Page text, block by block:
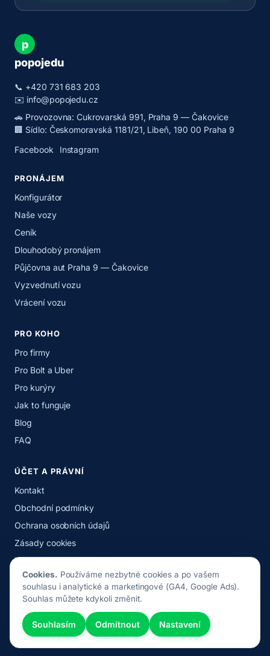
p
popojedu
📞 +420 731 683 203
✉️ info@popojedu.cz
🚗 Provozovna: Cukrovarská 991, Praha 9 — Čakovice
🏢 Sídlo: Českomoravská 1181/21, Libeň, 190 00 Praha 9
Facebook
Instagram
PRONÁJEM
Konfigurátor
Naše vozy
Ceník
Dlouhodobý pronájem
Půjčovna aut Praha 9 — Čakovice
Vyzvednutí vozu
Vrácení vozu
PRO KOHO
Pro firmy
Pro Bolt a Uber
Pro kurýry
Jak to funguje
Blog
FAQ
ÚČET A PRÁVNÍ
Kontakt
Obchodní podmínky
Ochrana osobních údajů
Zásady cookies
Nastavení cookies
© 2026 Popojedu.cz · Autopůjčovna od roku 2017 · spravuje
Popojedu s.r.o.
IČO: 27218422 · DIČ: CZ27218422 · spisová značka C
105306/MSPH, Městský soud v Praze
Cookies. Používáme nezbytné cookies a po vašem
souhlasu i analytické a marketingové (GA4, Google Ads).
Souhlas můžete kdykoli změnit.
Souhlasím Odmítnout Nastavení